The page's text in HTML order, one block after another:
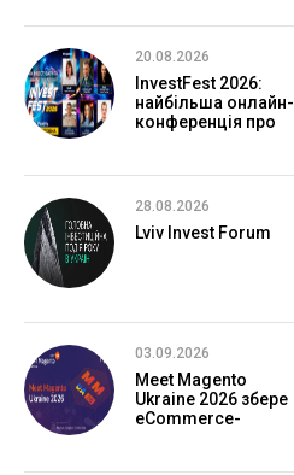
20.08.2026
InvestFest 2026:
найбільша онлайн-
конференція про
28.08.2026
Lviv Invest Forum
03.09.2026
Meet Magento
Ukraine 2026 збере
eCommerce-